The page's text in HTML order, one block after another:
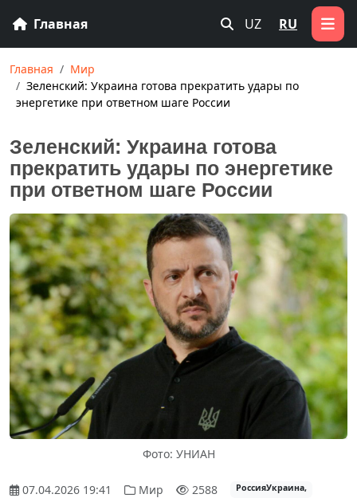
Главная UZ RU
Главная
Мир
Зеленский: Украина готова прекратить удары по
энергетике при ответном шаге России
Зеленский: Украина готова
прекратить удары по энергетике
при ответном шаге России
Фото: УНИАН
07.04.2026 19:41 Мир 2588
РоссияУкраина,